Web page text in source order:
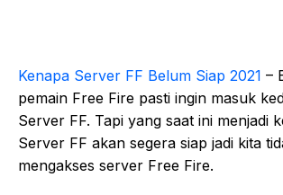
Kenapa Server FF Belum Siap 2021 –
pemain Free Fire pasti ingin masuk
Server FF. Tapi yang saat ini menjadi
Server FF akan segera siap jadi kita
mengakses server Free Fire.